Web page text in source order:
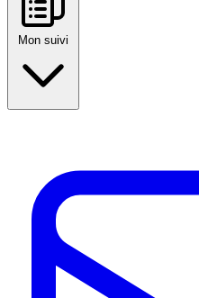
Mon suivi